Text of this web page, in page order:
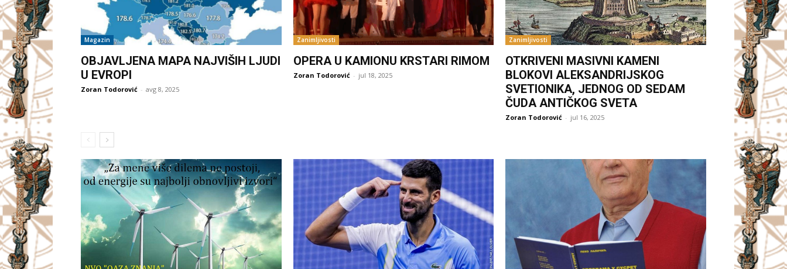
Magazin
OBJAVLJENA MAPA NAJVIŠIH LJUDI
U EVROPI
Zoran Todorović - avg 8, 2025
Zanimljivosti
OPERA U KAMIONU KRSTARI RIMOM
Zoran Todorović - jul 18, 2025
Zanimljivosti
OTKRIVENI MASIVNI KAMENI
BLOKOVI ALEKSANDRIJSKOG
SVETIONIKA, JEDNOG OD SEDAM
ČUDA ANTIČKOG SVETA
Zoran Todorović - jul 16, 2025